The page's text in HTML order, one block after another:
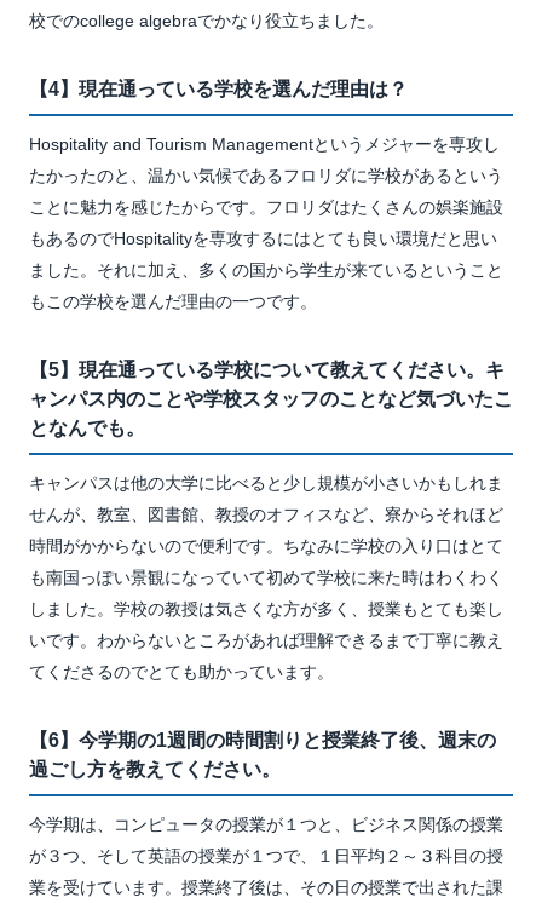
校でのcollege algebraでかなり役立ちました。
【4】現在通っている学校を選んだ理由は？
Hospitality and Tourism Managementというメジャーを専攻し
たかったのと、温かい気候であるフロリダに学校があるという
ことに魅力を感じたからです。フロリダはたくさんの娯楽施設
もあるのでHospitalityを専攻するにはとても良い環境だと思い
ました。それに加え、多くの国から学生が来ているということ
もこの学校を選んだ理由の一つです。
【5】現在通っている学校について教えてください。キ
ャンパス内のことや学校スタッフのことなど気づいたこ
となんでも。
キャンパスは他の大学に比べると少し規模が小さいかもしれま
せんが、教室、図書館、教授のオフィスなど、寮からそれほど
時間がかからないので便利です。ちなみに学校の入り口はとて
も南国っぽい景観になっていて初めて学校に来た時はわくわく
しました。学校の教授は気さくな方が多く、授業もとても楽し
いです。わからないところがあれば理解できるまで丁寧に教え
てくださるのでとても助かっています。
【6】今学期の1週間の時間割りと授業終了後、週末の
過ごし方を教えてください。
今学期は、コンピュータの授業が１つと、ビジネス関係の授業
が３つ、そして英語の授業が１つで、１日平均２～３科目の授
業を受けています。授業終了後は、その日の授業で出された課